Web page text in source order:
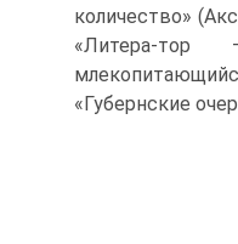
количество»
«Литера-
«Губернские